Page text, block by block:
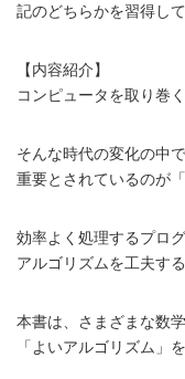
記のどちらかを習得し
【内容紹介】
コンピュータを取り巻
そんな時代の変化の中
重要とされているのが
効率よく処理するプロ
アルゴリズムを工夫す
本書は、さまざまな数
「よいアルゴリズム」